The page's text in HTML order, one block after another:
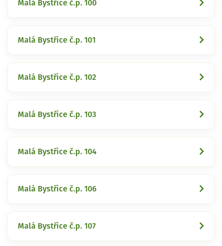
Malá Bystřice č.p. 100
Malá Bystřice č.p. 101
Malá Bystřice č.p. 102
Malá Bystřice č.p. 103
Malá Bystřice č.p. 104
Malá Bystřice č.p. 106
Malá Bystřice č.p. 107